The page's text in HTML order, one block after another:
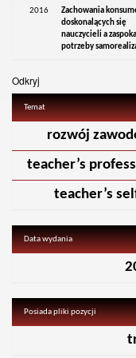
2016
Zachowania
doskonalących się
nauczycieli a
potrzeby
Odkryj
Temat
rozwój
teacher’s
teacher’s
Data wydania
Posiada pliki pozycji